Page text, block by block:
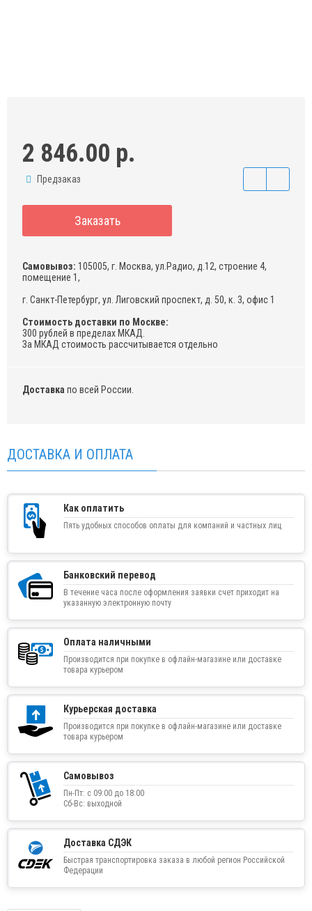
2 846.00 р.
Предзаказ
Заказать
Самовывоз: 105005, г. Москва, ул.Радио, д.12, строение 4,
помещение 1,
г. Санкт-Петербург, ул. Лиговский проспект, д. 50, к. 3, офис 1
Стоимость доставки по Москве:
300 рублей в пределах МКАД.
За МКАД стоимость рассчитывается отдельно
Доставка по всей России.
ДОСТАВКА И ОПЛАТА
Как оплатить
Пять удобных способов оплаты для компаний и частных лиц
Банковский перевод
В течение часа после оформления заявки счет приходит на
указанную электронную почту
Оплата наличными
Производится при покупке в офлайн-магазине или доставке
товара курьером
Курьерская доставка
Производится при покупке в офлайн-магазине или доставке
товара курьером
Самовывоз
Пн-Пт: с 09:00 до 18:00
Сб-Вс: выходной
Доставка СДЭК
Быстрая транспортировка заказа в любой регион Российской
Федерации